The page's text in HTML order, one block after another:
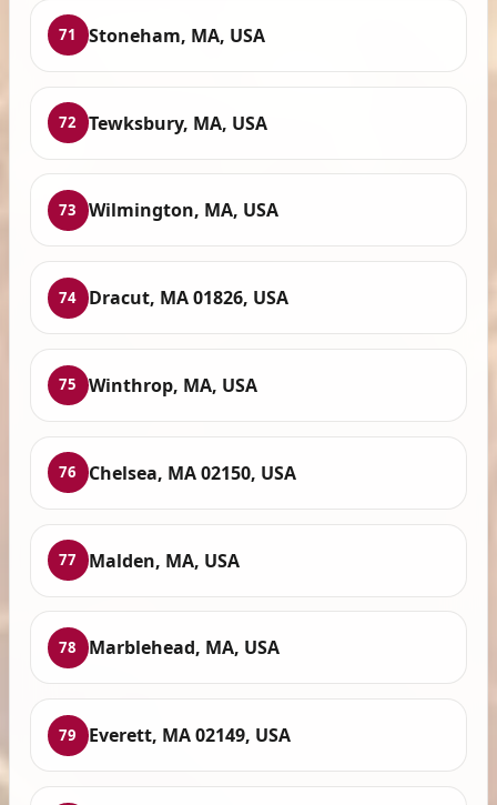
71 Stoneham, MA, USA
72 Tewksbury, MA, USA
73 Wilmington, MA, USA
74 Dracut, MA 01826, USA
75 Winthrop, MA, USA
76 Chelsea, MA 02150, USA
77 Malden, MA, USA
78 Marblehead, MA, USA
79 Everett, MA 02149, USA